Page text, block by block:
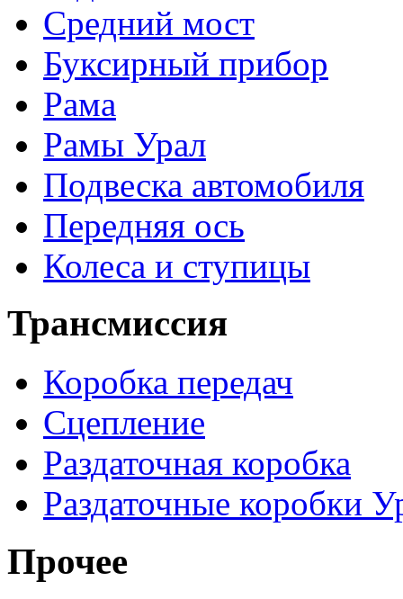
Средний мост
Буксирный прибор
Рама
Рамы Урал
Подвеска автомобиля
Передняя ось
Колеса и ступицы
Трансмиссия
Коробка передач
Сцепление
Раздаточная коробка
Раздаточные коробки
Прочее